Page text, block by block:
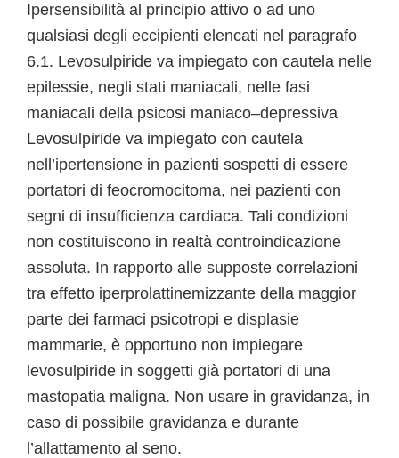
Ipersensibilità al principio attivo o ad uno
qualsiasi degli eccipienti elencati nel paragrafo
6.1. Levosulpiride va impiegato con cautela nelle
epilessie, negli stati maniacali, nelle fasi
maniacali della psicosi maniaco–depressiva
Levosulpiride va impiegato con cautela
nell’ipertensione in pazienti sospetti di essere
portatori di feocromocitoma, nei pazienti con
segni di insufficienza cardiaca. Tali condizioni
non costituiscono in realtà controindicazione
assoluta. In rapporto alle supposte correlazioni
tra effetto iperprolattinemizzante della maggior
parte dei farmaci psicotropi e displasie
mammarie, è opportuno non impiegare
levosulpiride in soggetti già portatori di una
mastopatia maligna. Non usare in gravidanza, in
caso di possibile gravidanza e durante
l’allattamento al seno.